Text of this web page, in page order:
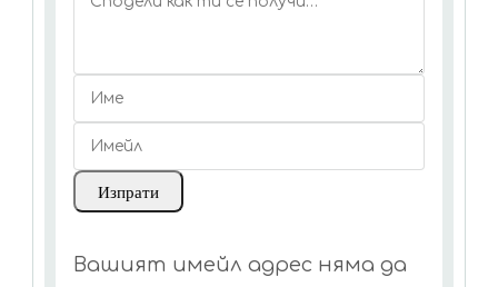
Вашият имейл адрес няма да